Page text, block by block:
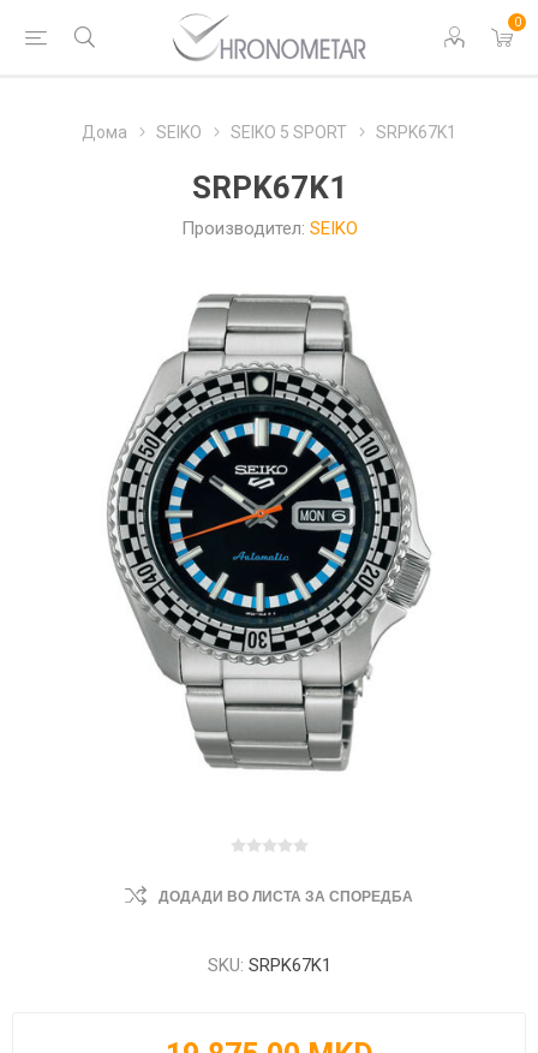
0
Дома SEIKO SEIKO 5 SPORT SRPK67K1
SRPK67K1
Производител: SEIKO
ДОДАДИ ВО ЛИСТА ЗА СПОРЕДБА
SKU: SRPK67K1